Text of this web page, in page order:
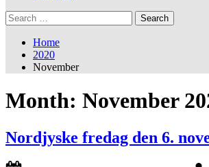
Search
for:
Home
2020
November
Month: November
Nordjyske fredag den 6.